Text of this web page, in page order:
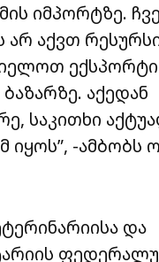
იმპორტზე.
არ აქვთ
ექსპორტი
ბაზარზე. აქედან
საკითხი
იყოს”, -ამბობს
და